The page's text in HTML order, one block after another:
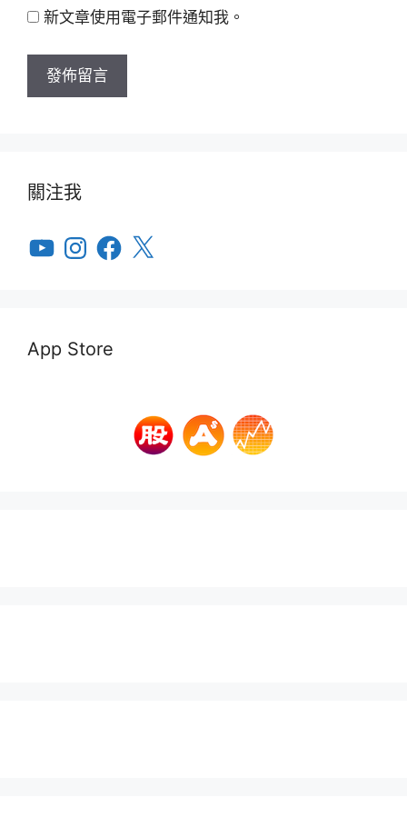
新文章使用電子郵件通知我。
關注我
YouTubeInstagramFacebook
X
App Store